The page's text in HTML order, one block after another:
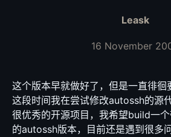
Leask
16 November
这个版本早就做好了，但是一直徘徊
这段时间我在尝试修改autossh的源
很优秀的开源项目，我希望build一
的autossh版本，目前还是遇到很多